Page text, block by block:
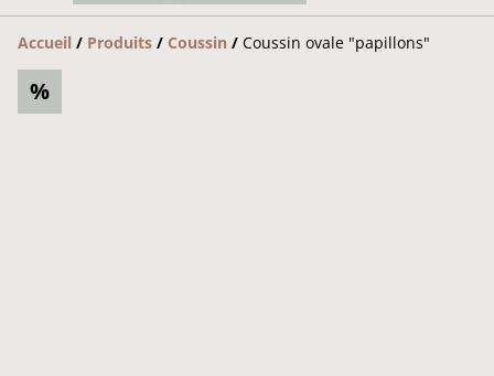
Accueil / Produits / Coussin / Coussin ovale "papillons"
%